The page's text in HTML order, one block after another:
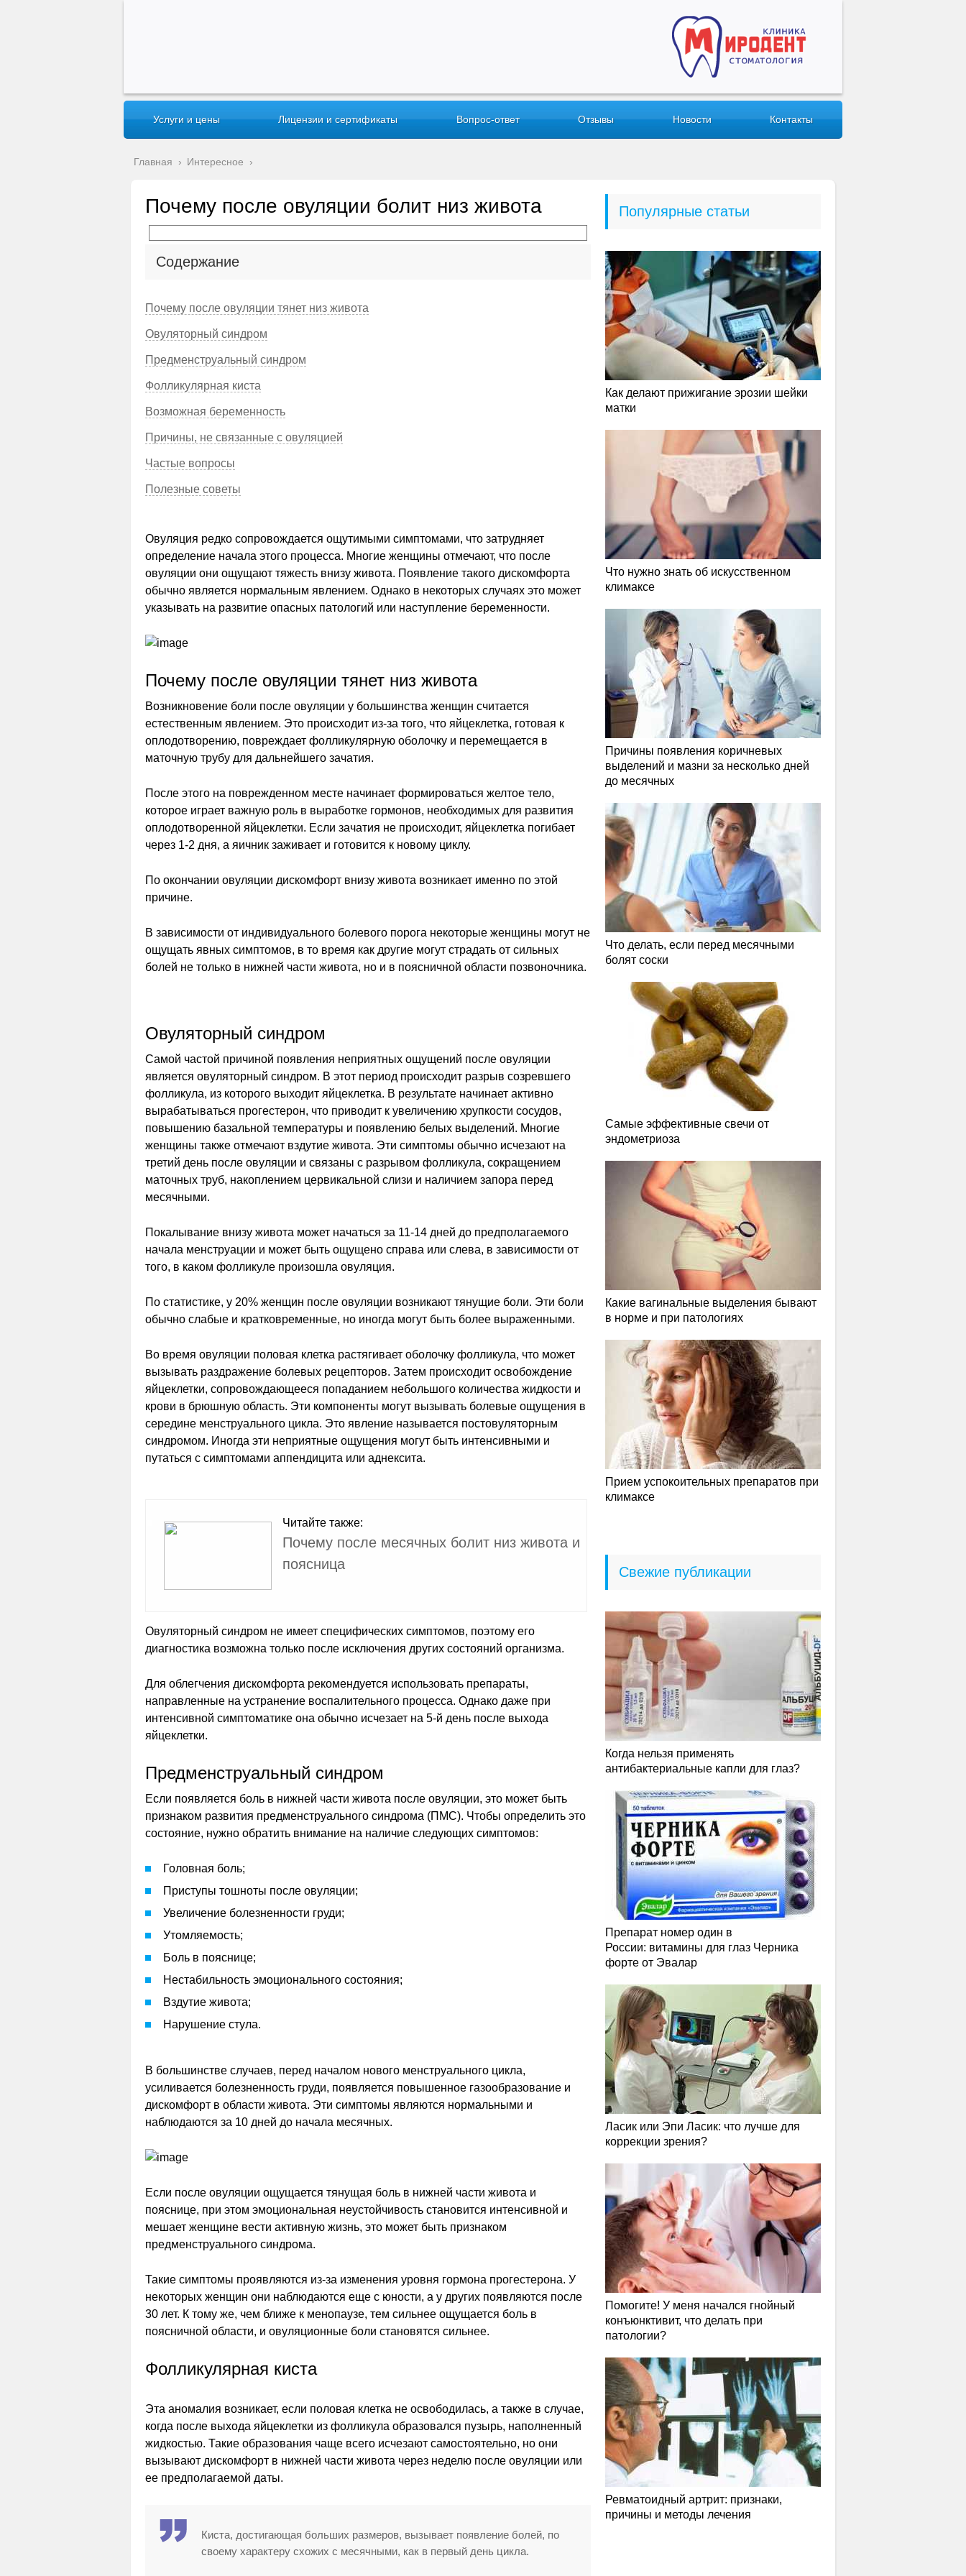
Услуги и цены Лицензии и сертификаты Вопрос-ответ Отзывы Новости Контакты
Главная › Интересное ›
Почему после овуляции болит низ живота
Содержание
Почему после овуляции тянет низ живота
Овуляторный синдром
Предменструальный синдром
Фолликулярная киста
Возможная беременность
Причины, не связанные с овуляцией
Частые вопросы
Полезные советы
Овуляция редко сопровождается ощутимыми симптомами, что затрудняет
определение начала этого процесса. Многие женщины отмечают, что после
овуляции они ощущают тяжесть внизу живота. Появление такого дискомфорта
обычно является нормальным явлением. Однако в некоторых случаях это может
указывать на развитие опасных патологий или наступление беременности.
Почему после овуляции тянет низ живота
Возникновение боли после овуляции у большинства женщин считается
естественным явлением. Это происходит из-за того, что яйцеклетка, готовая к
оплодотворению, повреждает фолликулярную оболочку и перемещается в
маточную трубу для дальнейшего зачатия.
После этого на поврежденном месте начинает формироваться желтое тело,
которое играет важную роль в выработке гормонов, необходимых для развития
оплодотворенной яйцеклетки. Если зачатия не происходит, яйцеклетка погибает
через 1-2 дня, а яичник заживает и готовится к новому циклу.
По окончании овуляции дискомфорт внизу живота возникает именно по этой
причине.
В зависимости от индивидуального болевого порога некоторые женщины могут не
ощущать явных симптомов, в то время как другие могут страдать от сильных
болей не только в нижней части живота, но и в поясничной области позвоночника.
Овуляторный синдром
Самой частой причиной появления неприятных ощущений после овуляции
является овуляторный синдром. В этот период происходит разрыв созревшего
фолликула, из которого выходит яйцеклетка. В результате начинает активно
вырабатываться прогестерон, что приводит к увеличению хрупкости сосудов,
повышению базальной температуры и появлению белых выделений. Многие
женщины также отмечают вздутие живота. Эти симптомы обычно исчезают на
третий день после овуляции и связаны с разрывом фолликула, сокращением
маточных труб, накоплением цервикальной слизи и наличием запора перед
месячными.
Покалывание внизу живота может начаться за 11-14 дней до предполагаемого
начала менструации и может быть ощущено справа или слева, в зависимости от
того, в каком фолликуле произошла овуляция.
По статистике, у 20% женщин после овуляции возникают тянущие боли. Эти боли
обычно слабые и кратковременные, но иногда могут быть более выраженными.
Во время овуляции половая клетка растягивает оболочку фолликула, что может
вызывать раздражение болевых рецепторов. Затем происходит освобождение
яйцеклетки, сопровождающееся попаданием небольшого количества жидкости и
крови в брюшную область. Эти компоненты могут вызывать болевые ощущения в
середине менструального цикла. Это явление называется постовуляторным
синдромом. Иногда эти неприятные ощущения могут быть интенсивными и
путаться с симптомами аппендицита или аднексита.
Читайте также:
Почему после месячных болит низ живота и
поясница
Овуляторный синдром не имеет специфических симптомов, поэтому его
диагностика возможна только после исключения других состояний организма.
Для облегчения дискомфорта рекомендуется использовать препараты,
направленные на устранение воспалительного процесса. Однако даже при
интенсивной симптоматике она обычно исчезает на 5-й день после выхода
яйцеклетки.
Предменструальный синдром
Если появляется боль в нижней части живота после овуляции, это может быть
признаком развития предменструального синдрома (ПМС). Чтобы определить это
состояние, нужно обратить внимание на наличие следующих симптомов:
Головная боль;
Приступы тошноты после овуляции;
Увеличение болезненности груди;
Утомляемость;
Боль в пояснице;
Нестабильность эмоционального состояния;
Вздутие живота;
Нарушение стула.
В большинстве случаев, перед началом нового менструального цикла,
усиливается болезненность груди, появляется повышенное газообразование и
дискомфорт в области живота. Эти симптомы являются нормальными и
наблюдаются за 10 дней до начала месячных.
Если после овуляции ощущается тянущая боль в нижней части живота и
пояснице, при этом эмоциональная неустойчивость становится интенсивной и
мешает женщине вести активную жизнь, это может быть признаком
предменструального синдрома.
Такие симптомы проявляются из-за изменения уровня гормона прогестерона. У
некоторых женщин они наблюдаются еще с юности, а у других появляются после
30 лет. К тому же, чем ближе к менопаузе, тем сильнее ощущается боль в
поясничной области, и овуляционные боли становятся сильнее.
Фолликулярная киста
Эта аномалия возникает, если половая клетка не освободилась, а также в случае,
когда после выхода яйцеклетки из фолликула образовался пузырь, наполненный
жидкостью. Такие образования чаще всего исчезают самостоятельно, но они
вызывают дискомфорт в нижней части живота через неделю после овуляции или
ее предполагаемой даты.
Киста, достигающая больших размеров, вызывает появление болей, по
своему характеру схожих с месячными, как в первый день цикла.
Популярные статьи
Как делают прижигание эрозии шейки
матки
Что нужно знать об искусственном
климаксе
Причины появления коричневых
выделений и мазни за несколько дней
до месячных
Что делать, если перед месячными
болят соски
Самые эффективные свечи от
эндометриоза
Какие вагинальные выделения бывают
в норме и при патологиях
Прием успокоительных препаратов при
климаксе
Свежие публикации
Когда нельзя применять
антибактериальные капли для глаз?
Препарат номер один в
России: витамины для глаз Черника
форте от Эвалар
Ласик или Эпи Ласик: что лучше для
коррекции зрения?
Помогите! У меня начался гнойный
конъюнктивит, что делать при
патологии?
Ревматоидный артрит: признаки,
причины и методы лечения